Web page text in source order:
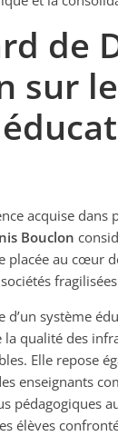
de
sur
acquise dans
Bouclon
placée au cœur
d’un système
la qualité des
Elle repose
enseignants
pédagogiques
élèves